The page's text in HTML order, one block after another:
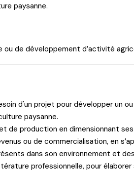
paysanne.
de développement d’activité
d'un projet pour développer un
paysanne.
de production en dimensionnant
ou de commercialisation, en
dans son environnement et
professionnelle, pour élaborer